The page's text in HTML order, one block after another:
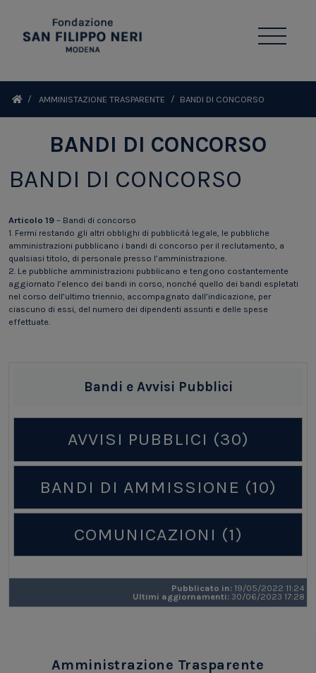
AMMINISTAZIONE TRASPARENTE BANDI DI CONCORSO
BANDI DI CONCORSO
BANDI DI CONCORSO
Articolo 19 – Bandi di concorso
1. Fermi restando gli altri obblighi di pubblicità legale, le pubbliche
amministrazioni pubblicano i bandi di concorso per il reclutamento, a
qualsiasi titolo, di personale presso l’amministrazione.
2. Le pubbliche amministrazioni pubblicano e tengono costantemente
aggiornato l’elenco dei bandi in corso, nonché quello dei bandi espletati
nel corso dell’ultimo triennio, accompagnato dall’indicazione, per
ciascuno di essi, del numero dei dipendenti assunti e delle spese
effettuate.
Bandi e Avvisi Pubblici
AVVISI PUBBLICI (30)
BANDI DI AMMISSIONE (10)
COMUNICAZIONI (1)
Pubblicato in: 19/05/2022 11:24
Ultimi aggiornamenti: 30/06/2023 17:28
Amministrazione Trasparente